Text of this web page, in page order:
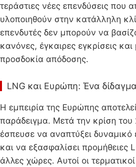
τεράστιες νέες επενδύσεις που
υλοποιηθούν στην κατάλληλη
επενδυτές δεν μπορούν να
κανόνες, έγκαιρες εγκρίσεις και
προσδοκία απόδοσης.
LNG και Ευρώπη: Ένα δίδαγμα
Η εμπειρία της Ευρώπης
παράδειγμα. Μετά την κρίση
έσπευσε να αναπτύξει δυναμικό
και να εξασφαλίσει προμήθειες
άλλες χώρες. Αυτοί οι